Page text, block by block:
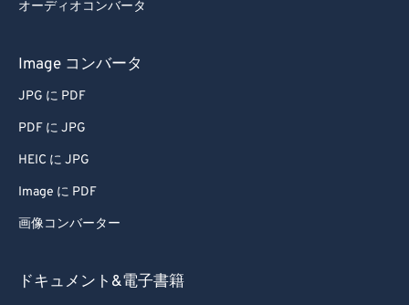
オーディオコンバータ
Image コンバータ
JPG に PDF
PDF に JPG
HEIC に JPG
Image に PDF
画像コンバーター
ドキュメント&電子書籍